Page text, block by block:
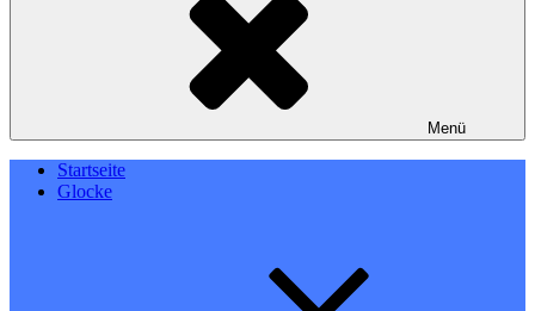
Menü
Startseite
Glocke